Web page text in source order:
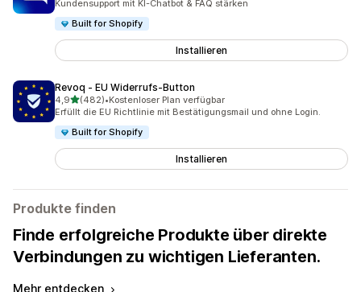
Kundensupport mit KI-Chatbot & FAQ stärken
Built for Shopify
Installieren
Revoq ‑ EU Widerrufs‑Button
4,9von 5 Sternen
(482)
482 Rezensionen insgesamt
•Kostenloser Plan verfügbar
Erfüllt die EU Richtlinie mit Bestätigungsmail und ohne Login.
Built for Shopify
Installieren
Produkte finden
Finde erfolgreiche Produkte über direkte
Verbindungen zu wichtigen Lieferanten.
Mehr entdecken